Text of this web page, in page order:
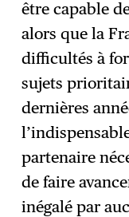
être capable
alors que la
difficultés à
sujets
dernières
partenaire
de faire
inégalé par